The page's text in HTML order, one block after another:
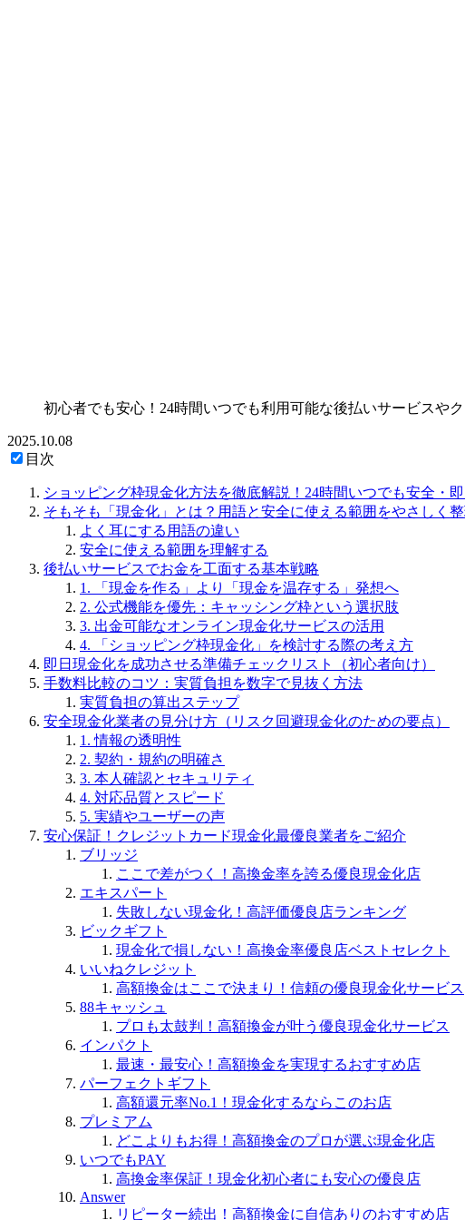
初心者でも安心！24時間いつでも利用可能な後払いサービスや
2025.10.08
目次
ショッピング枠現金化方法を徹底解説！24時間いつでも安全・
そもそも「現金化」とは？用語と安全に使える範囲をやさしく
よく耳にする用語の違い
安全に使える範囲を理解する
後払いサービスでお金を工面する基本戦略
1. 「現金を作る」より「現金を温存する」発想へ
2. 公式機能を優先：キャッシング枠という選択肢
3. 出金可能なオンライン現金化サービスの活用
4. 「ショッピング枠現金化」を検討する際の考え方
即日現金化を成功させる準備チェックリスト（初心者向け）
手数料比較のコツ：実質負担を数字で見抜く方法
実質負担の算出ステップ
安全現金化業者の見分け方（リスク回避現金化のための要点）
1. 情報の透明性
2. 契約・規約の明確さ
3. 本人確認とセキュリティ
4. 対応品質とスピード
5. 実績やユーザーの声
安心保証！クレジットカード現金化最優良業者をご紹介
ブリッジ
ここで差がつく！高換金率を誇る優良現金化店
エキスパート
失敗しない現金化！高評価優良店ランキング
ビックギフト
現金化で損しない！高換金率優良店ベストセレクト
いいねクレジット
高額換金はここで決まり！信頼の優良現金化サービス
88キャッシュ
プロも太鼓判！高額換金が叶う優良現金化サービス
インパクト
最速・最安心！高額換金を実現するおすすめ店
パーフェクトギフト
高額還元率No.1！現金化するならこのお店
プレミアム
どこよりもお得！高額換金のプロが選ぶ現金化店
いつでもPAY
高換金率保証！現金化初心者にも安心の優良店
Answer
リピーター続出！高額換金に自信ありのおすすめ店